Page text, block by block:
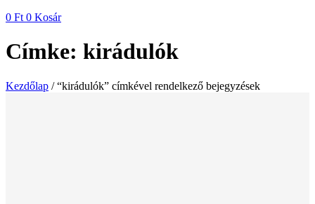
0 Ft 0 Kosár
Címke: kirádulók
Kezdőlap / “kirádulók” címkével rendelkező bejegyzések